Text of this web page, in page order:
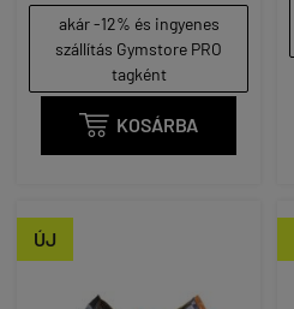
akár -12% és ingyenes
szállítás Gymstore PRO
tagként
 KOSÁRBA
ÚJ